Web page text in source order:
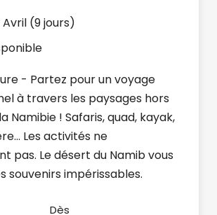
(9 jours)
- Partez pour un voyage
à travers les paysages hors
Namibie ! Safaris, quad, kayak,
Les activités ne
pas. Le désert du Namib vous
souvenirs impérissables.
Dès